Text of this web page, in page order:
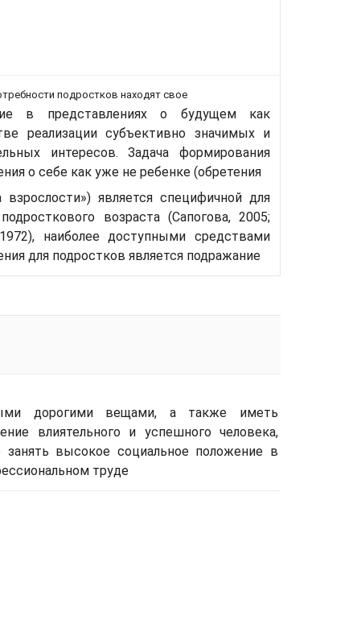
подростков находят свое
в представлениях о будущем как
реализации субъективно значимых и
интересов. Задача формирования
о себе как уже не ребенке (обретения
взрослости») является специфичной для
возраста (Сапогова, 2005;
наиболее доступными средствами
для подростков является подражание
дорогими вещами, а также иметь
влиятельного и успешного человека,
высокое социальное положение в
труде